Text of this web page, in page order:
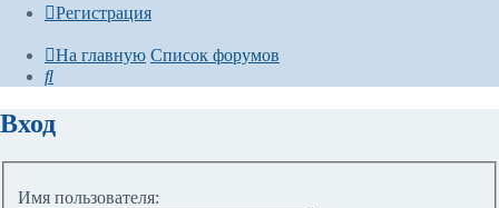
Регистрация
На главную Список форумов
Поиск
Вход
Имя пользователя: